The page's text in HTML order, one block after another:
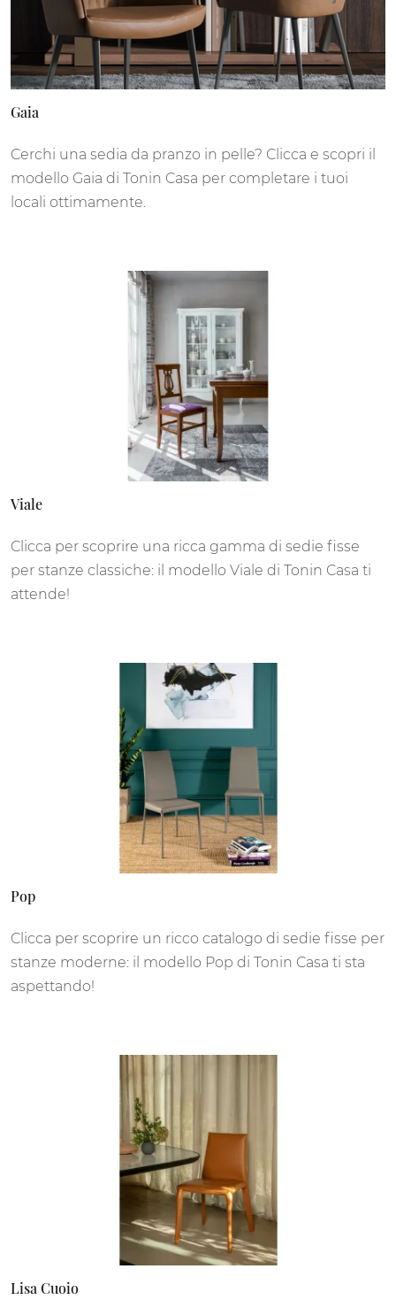
Gaia
Cerchi una sedia da pranzo in pelle? Clicca e scopri il
modello Gaia di Tonin Casa per completare i tuoi
locali ottimamente.
Viale
Clicca per scoprire una ricca gamma di sedie fisse
per stanze classiche: il modello Viale di Tonin Casa ti
attende!
Pop
Clicca per scoprire un ricco catalogo di sedie fisse per
stanze moderne: il modello Pop di Tonin Casa ti sta
aspettando!
Lisa Cuoio